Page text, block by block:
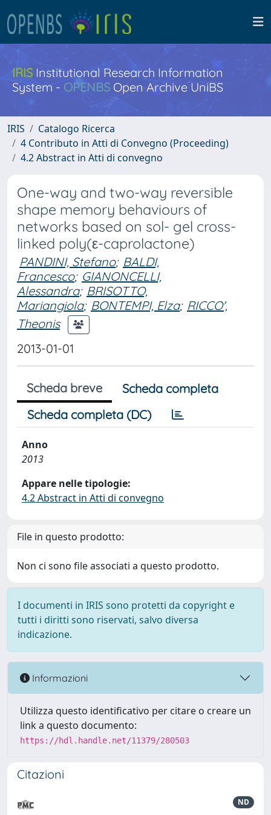
IRISInstitutional Research Information
System - OPENBS Open Archive UniBS
IRIS
Catalogo Ricerca
4 Contributo in Atti di Convegno (Proceeding)
4.2 Abstract in Atti di convegno
One-way and two-way reversible
shape memory behaviours of
networks based on sol- gel cross-
linked poly(ε-caprolactone)
PANDINI, Stefano; BALDI,
Francesco; GIANONCELLI,
Alessandra; BRISOTTO,
Mariangiola; BONTEMPI, Elza; RICCO',
Theonis
2013-01-01
Scheda breve
Scheda completa
Scheda completa (DC)
Anno
2013
Appare nelle tipologie:
4.2 Abstract in Atti di convegno
File in questo prodotto:
Non ci sono file associati a questo prodotto.
I documenti in IRIS sono protetti da copyright e
tutti i diritti sono riservati, salvo diversa
indicazione.
Informazioni
Utilizza questo identificativo per citare o creare un
link a questo documento:
https://hdl.handle.net/11379/280503
Citazioni
ND